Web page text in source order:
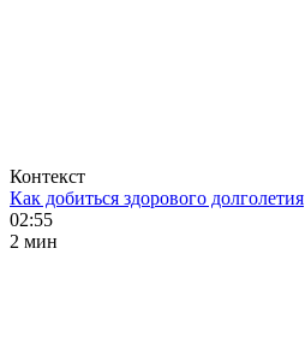
Контекст
Как добиться здорового долголетия
02:55
2 мин